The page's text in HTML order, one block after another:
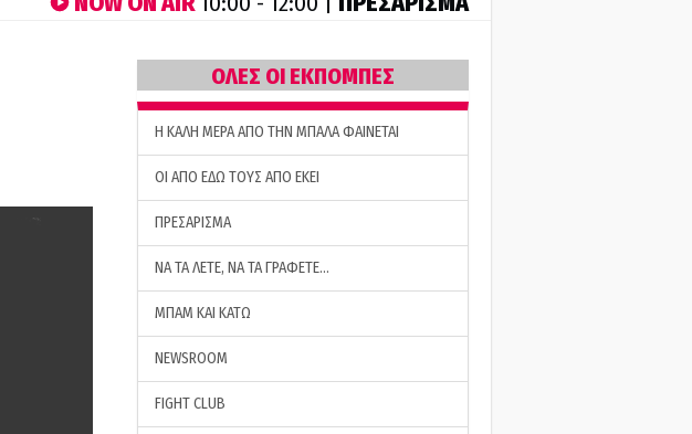
ΟΛΕΣ ΟΙ ΕΚΠΟΜΠΕΣ
H ΚΑΛΗ ΜΕΡΑ ΑΠΟ ΤΗΝ ΜΠΑΛΑ ΦΑΙΝΕΤΑΙ
ΟΙ ΑΠΟ ΕΔΩ ΤΟΥΣ ΑΠΟ ΕΚΕΙ
ΠΡΕΣΑΡΙΣΜΑ
ΝΑ ΤΑ ΛΕΤΕ, ΝΑ ΤΑ ΓΡΑΦΕΤΕ…
ΜΠΑΜ ΚΑΙ ΚΑΤΩ
NEWSROOM
FIGHT CLUB